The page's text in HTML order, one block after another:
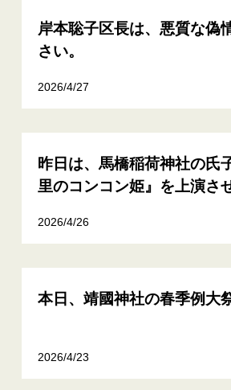
岸本聡子区長は、悪質な偽
さい。
2026/4/27
昨日は、馬橋稲荷神社の氏
里のコンコン姫』を上演さ
2026/4/26
本日、靖國神社の春季例大
2026/4/23